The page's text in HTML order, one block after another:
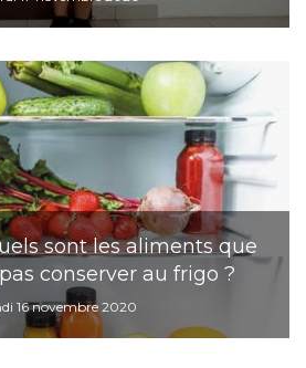
sont les aliments que
conserver au frigo ?
16 novembre 2020